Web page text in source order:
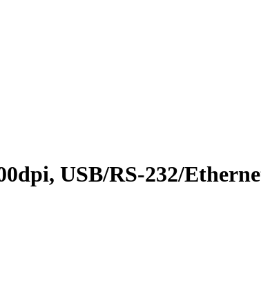
USB/RS-232/